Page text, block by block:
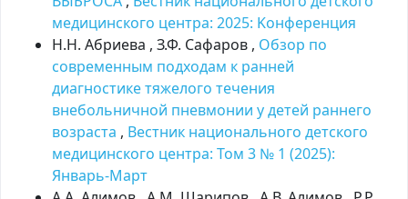
медицинского центра: 2025: Kонференция
Н.H. Абриева , З.Ф. Сафаров , Обзор по
современным подходам к ранней
диагностике тяжелого течения
внебольничной пневмонии у детей раннего
возраста , Вестник национального детского
медицинского центра: Том 3 № 1 (2025):
Январь-Март